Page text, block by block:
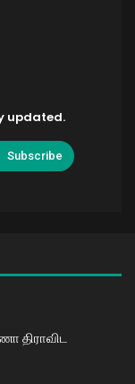
updated.
Subscribe
திராவிட